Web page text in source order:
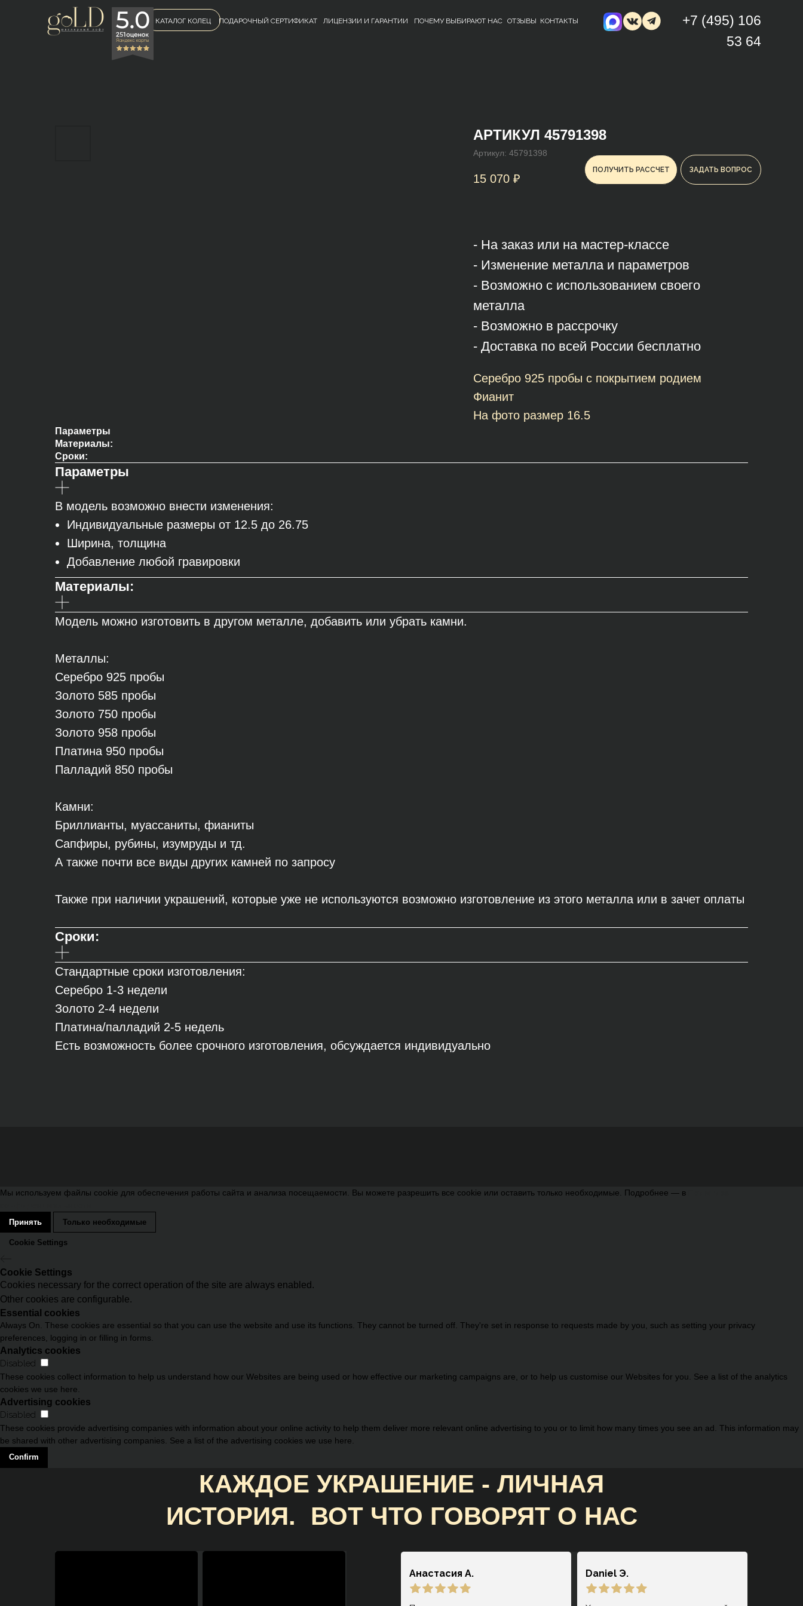
КАТАЛОГ КОЛЕЦ ПОДАРОЧНЫЙ СЕРТИФИКАТ ЛИЦЕНЗИИ И ГАРАНТИИ ПОЧЕМУ ВЫБИРАЮТ НАС ОТЗЫВЫ КОНТАКТЫ
+7 (495) 106
53 64
ПОЛУЧИТЬ РАССЧЕТ ЗАДАТЬ ВОПРОС
АРТИКУЛ 45791398
Артикул: 45791398
15 070 ₽
- На заказ или на мастер-классе
- Изменение металла и параметров
- Возможно с использованием своего
металла
- Возможно в рассрочку
- Доставка по всей России бесплатно
Серебро 925 пробы с покрытием родием
Фианит
На фото размер 16.5
Параметры
Материалы:
Сроки:
Параметры
В модель возможно внести изменения:
Индивидуальные размеры от 12.5 до 26.75
Ширина, толщина
Добавление любой гравировки
Материалы:
Модель можно изготовить в другом металле, добавить или убрать камни.
Металлы:
Серебро 925 пробы
Золото 585 пробы
Золото 750 пробы
Золото 958 пробы
Платина 950 пробы
Палладий 850 пробы
Камни:
Бриллианты, муассаниты, фианиты
Сапфиры, рубины, изумруды и тд.
А также почти все виды других камней по запросу
Также при наличии украшений, которые уже не используются возможно изготовление из этого металла или в зачет оплаты
Сроки:
Стандартные сроки изготовления:
Серебро 1-3 недели
Золото 2-4 недели
Платина/палладий 2-5 недель
Есть возможность более срочного изготовления, обсуждается индивидуально
Мы используем файлы cookie для обеспечения работы сайта и анализа посещаемости. Вы можете разрешить все cookie или оставить только необходимые. Подробнее — в
Принять Только необходимые
Cookie Settings
Cookie Settings
Cookies necessary for the correct operation of the site are always enabled.
Other cookies are configurable.
Essential cookies
Always On. These cookies are essential so that you can use the website and use its functions. They cannot be turned off. They're set in response to requests made by you, such as setting your privacy
preferences, logging in or filling in forms.
Analytics cookies
Disabled
These cookies collect information to help us understand how our Websites are being used or how effective our marketing campaigns are, or to help us customise our Websites for you. See a list of the analytics
cookies we use here.
Advertising cookies
Disabled
These cookies provide advertising companies with information about your online activity to help them deliver more relevant online advertising to you or to limit how many times you see an ad. This information may
be shared with other advertising companies. See a list of the advertising cookies we use here.
Confirm
КАЖДОЕ УКРАШЕНИЕ - ЛИЧНАЯ
ИСТОРИЯ. ВОТ ЧТО ГОВОРЯТ О НАС
НАШИ КЛИЕНТЫ:
Анастасия А. Daniel Э.